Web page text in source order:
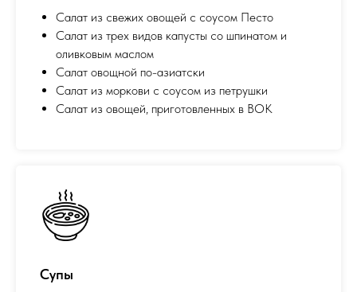
Салат из свежих овощей с соусом Песто
Салат из трех видов капусты со шпинатом и
оливковым маслом
Салат овощной по-азиатски
Салат из моркови с соусом из петрушки
Салат из овощей, приготовленных в ВОК
Супы